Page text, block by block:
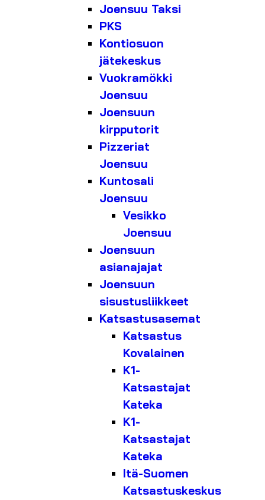
Joensuu Taksi
PKS
Kontiosuon
jätekeskus
Vuokramökki
Joensuu
Joensuun
kirpputorit
Pizzeriat
Joensuu
Kuntosali
Joensuu
Vesikko
Joensuu
Joensuun
asianajajat
Joensuun
sisustusliikkeet
Katsastusasemat
Katsastus
Kovalainen
K1-
Katsastajat
Kateka
K1-
Katsastajat
Kateka
Itä-Suomen
Katsastuskeskus